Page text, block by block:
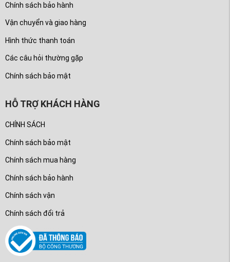
Chính sách bảo hành
Vận chuyển và giao hàng
Hình thức thanh toán
Các câu hỏi thường gặp
Chính sách bảo mật
HỖ TRỢ KHÁCH HÀNG
CHÍNH SÁCH
Chính sách bảo mật
Chính sách mua hàng
Chính sách bảo hành
Chính sách vận
Chính sách đổi trả